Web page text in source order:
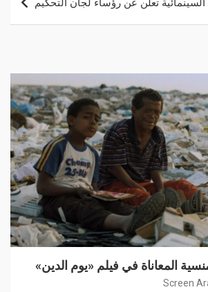
تعلن عن رؤساء لجان التحكيم
المعاناة في فيلم «يوم الدين»
Screen